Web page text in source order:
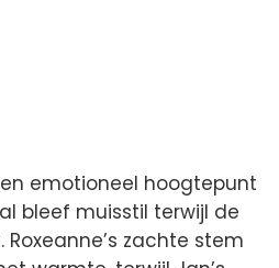
emotioneel hoogtepunt
bleef muisstil terwijl de
zachte stem